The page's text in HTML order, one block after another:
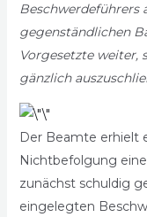
Beschwerdeführers
gegenständlichen
Vorgesetzte weiter,
gänzlich
Der Beamte erhielt
Nichtbefolgung
zunächst schuldig
eingelegten